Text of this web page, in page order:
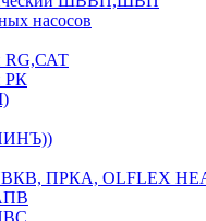
насосов
RG,САТ
РК
ПРКА, OLFLEX